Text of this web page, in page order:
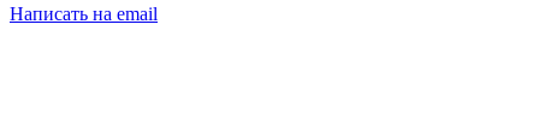
Написать на email